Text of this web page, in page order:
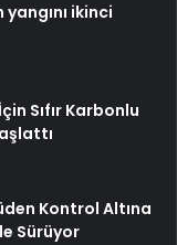
ikinci
Sıfır Karbonlu
Kontrol Altına
Sürüyor